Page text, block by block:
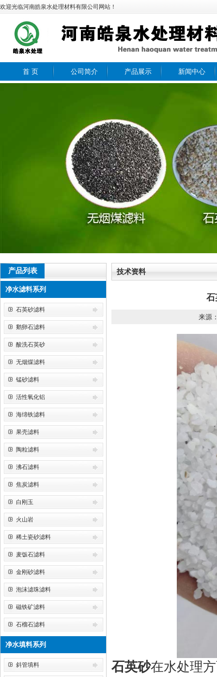
欢迎光临河南皓泉水处理材料有限公司网站！
首 页 公司简介 产品展示 新闻中心
产品列表
净水滤料系列
石英砂滤料
鹅卵石滤料
酸洗石英砂
无烟煤滤料
锰砂滤料
活性氧化铝
海绵铁滤料
果壳滤料
陶粒滤料
沸石滤料
焦炭滤料
白刚玉
火山岩
稀土瓷砂滤料
麦饭石滤料
金刚砂滤料
泡沫滤珠滤料
磁铁矿滤料
石榴石滤料
净水填料系列
斜管填料
技术资料
石
来源
石英砂在水处理